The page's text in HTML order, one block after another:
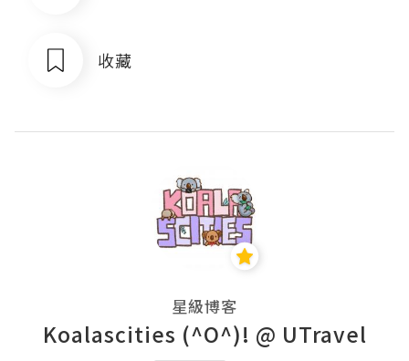
收藏
星級博客
Koalascities (^O^)! @ UTravel